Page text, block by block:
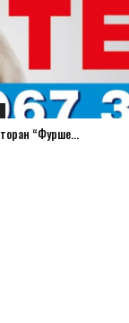
“Фурше...